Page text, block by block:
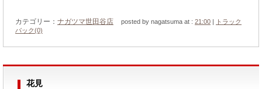
カテゴリー： ナガツマ世田谷店 posted by nagatsuma at : 21:00
トラック
バック(0)
花見